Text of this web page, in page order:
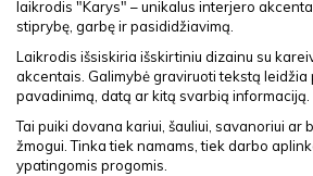
laikrodis "Karys" – unikalus interjero
stiprybę, garbę ir pasididžiavimą.
Laikrodis išsiskiria išskirtiniu dizainu su
akcentais. Galimybė graviruoti tekstą leidžia
pavadinimą, datą ar kitą svarbią informaciją.
Tai puiki dovana kariui, šauliui, savanoriui ar
žmogui. Tinka tiek namams, tiek darbo
ypatingomis progomis.